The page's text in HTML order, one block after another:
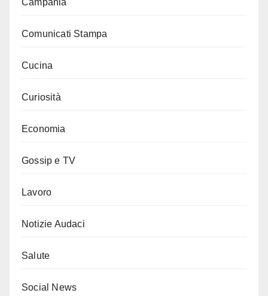
Campania
Comunicati Stampa
Cucina
Curiosità
Economia
Gossip e TV
Lavoro
Notizie Audaci
Salute
Social News